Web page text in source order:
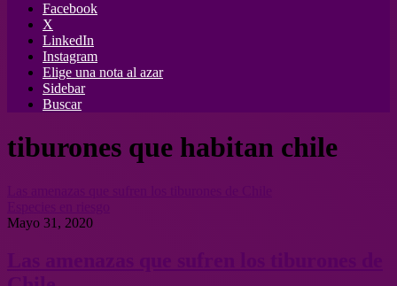
Facebook
X
LinkedIn
Instagram
Elige una nota al azar
Sidebar
Buscar
tiburones que habitan chile
Mayo 31, 2020